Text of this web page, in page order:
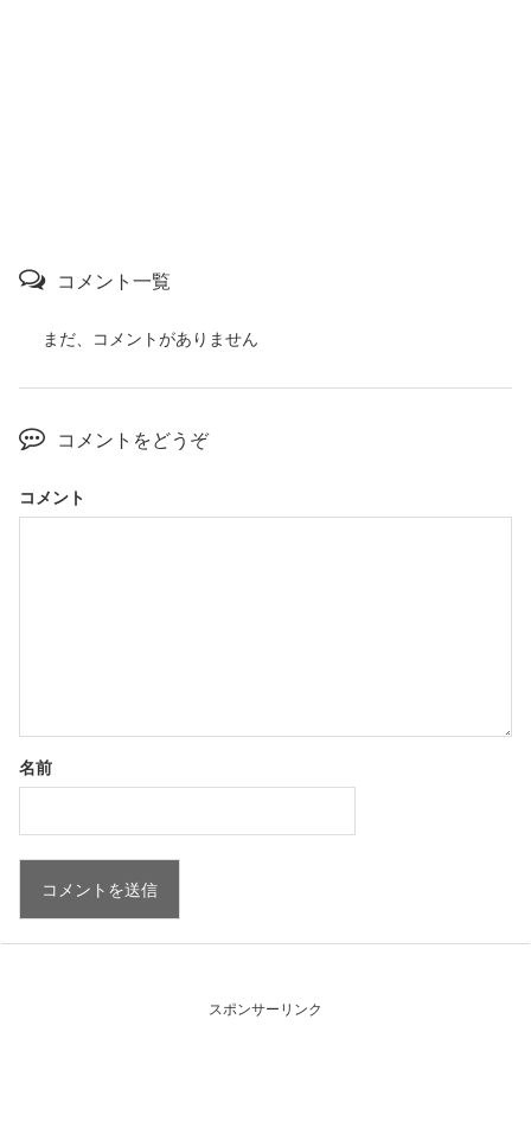
コメント一覧
まだ、コメントがありません
コメントをどうぞ
コメント
名前
スポンサーリンク